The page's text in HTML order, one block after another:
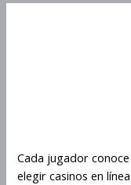
Cada jugador
elegir casinos en